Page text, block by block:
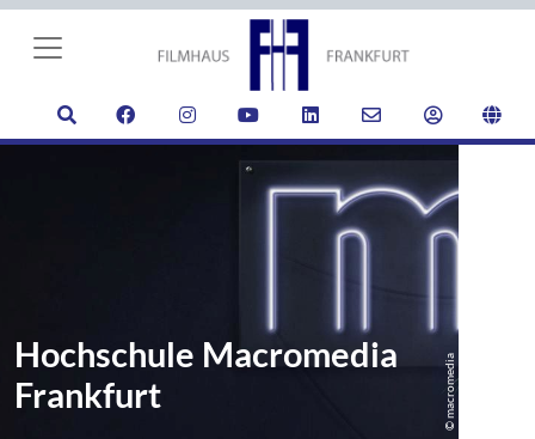
© macromedia
Hochschule Macromedia
Frankfurt